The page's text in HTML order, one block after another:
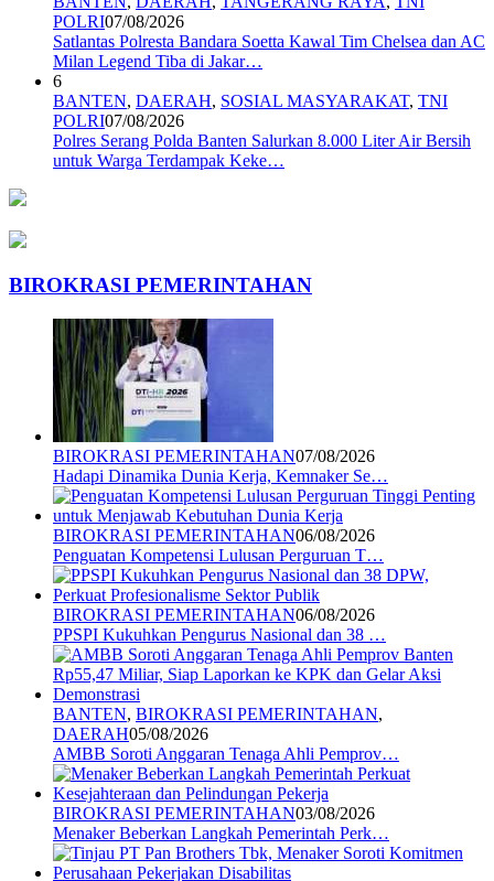
POLRI07/08/2026
Satlantas Polresta Bandara Soetta Kawal Tim Chelsea dan AC
Milan Legend Tiba di Jakar…
6
BANTEN, DAERAH, SOSIAL MASYARAKAT, TNI
POLRI07/08/2026
Polres Serang Polda Banten Salurkan 8.000 Liter Air Bersih
untuk Warga Terdampak Keke…
BIROKRASI PEMERINTAHAN
BIROKRASI PEMERINTAHAN07/08/2026
Hadapi Dinamika Dunia Kerja, Kemnaker Se…
BIROKRASI PEMERINTAHAN06/08/2026
Penguatan Kompetensi Lulusan Perguruan T…
BIROKRASI PEMERINTAHAN06/08/2026
PPSPI Kukuhkan Pengurus Nasional dan 38 …
BANTEN, BIROKRASI PEMERINTAHAN,
DAERAH05/08/2026
AMBB Soroti Anggaran Tenaga Ahli Pemprov…
BIROKRASI PEMERINTAHAN03/08/2026
Menaker Beberkan Langkah Pemerintah Perk…